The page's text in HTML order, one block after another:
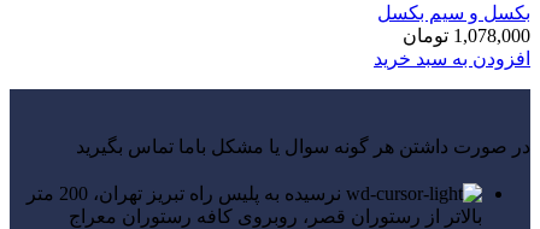
بکسل و سیم بکسل
1,078,000 تومان
افزودن به سبد خرید
در صورت داشتن هر گونه سوال یا مشکل باما تماس بگیرید
نرسیده به پلیس راه تبریز تهران، 200 متر
بالاتر از رستوران قصر، روبروی کافه رستوران معراج